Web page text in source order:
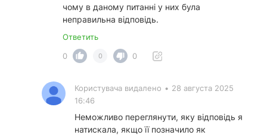
чому в даному питанні у них була
неправильна відповідь.
Ответить
0
0 0
Користувача видалено • 28 августа 2025
16:46
Неможливо переглянути, яку відповідь я
натискала, якщо її позначило як